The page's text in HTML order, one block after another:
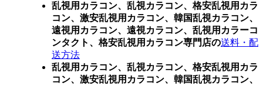
乱視用カラコン、乱視カラコン、格安乱視用カラ
コン、激安乱視用カラコン、韓国乱視カラコン、
遠視用カラコン、遠視カラコン、乱視用カラーコ
ンタクト、格安乱視用カラコン専門店の送料・配
送方法
乱視用カラコン、乱視カラコン、格安乱視用カラ
コン、激安乱視用カラコン、韓国乱視カラコン、